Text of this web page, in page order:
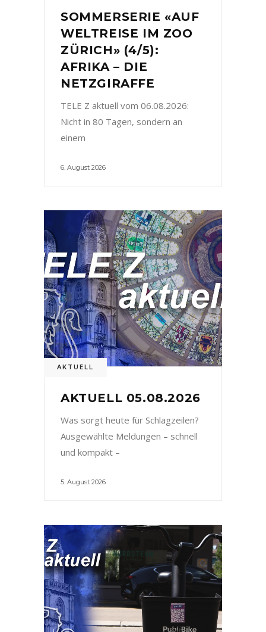
SOMMERSERIE «AUF
WELTREISE IM ZOO
ZÜRICH» (4/5):
AFRIKA – DIE
NETZGIRAFFE
TELE Z aktuell vom 06.08.2026:
Nicht in 80 Tagen, sondern an
einem
6. August 2026
AKTUELL
AKTUELL 05.08.2026
Was sorgt heute für Schlagzeilen?
Ausgewählte Meldungen – schnell
und kompakt –
5. August 2026